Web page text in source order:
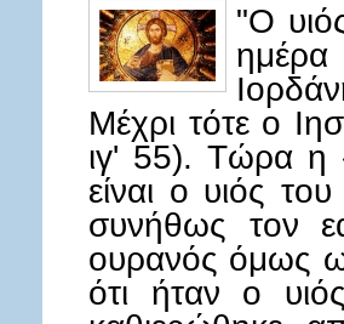
"O
Μέχρι τότε ο
ιγ' 55). Τώρα η
είναι ο υιός
συνήθως τον
ουρανός όμως
ότι ήταν ο